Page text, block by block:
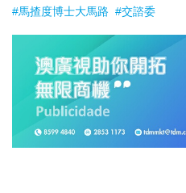
#馬揸度博士大馬路 #交諮委